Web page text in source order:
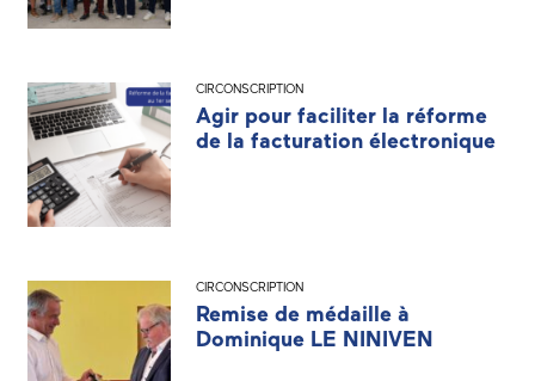
CIRCONSCRIPTION
Agir pour faciliter la réforme
de la facturation électronique
CIRCONSCRIPTION
Remise de médaille à
Dominique LE NINIVEN